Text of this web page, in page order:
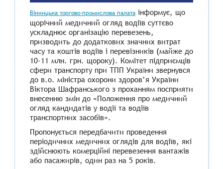
Вінницька торгово-промислова палата інформує, що
щорічний медичний огляд водіїв суттєво
ускладнює організацію перевезень,
призводить до додаткових значних витрат
часу та коштів водіїв і перевізників (майже до
10-11 млн. грн. щороку). Комітет підприємців
сфери транспорту при ТПП України звернувся
до в.о. міністра охорони здоров’я України
Віктора Шафранського з проханням посприяти
внесенню змін до «Положення про медичний
огляд кандидатів у водії та водіїв
транспортних засобів».
Пропонується передбачити проведення
періодичних медичних оглядів для водіїв, які
здійснюють комерційні перевезення вантажів
або пасажирів, один раз на 5 років.